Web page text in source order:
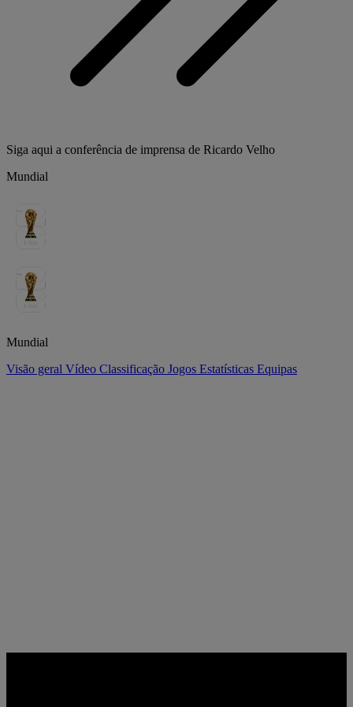
Siga aqui a conferência de imprensa de Ricardo Velho
Mundial
Mundial
Visão geral Vídeo Classificação Jogos Estatísticas Equipas